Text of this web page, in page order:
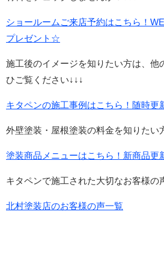
ショールームご来店予約はこちら！
プレゼント☆
施工後のイメージを知りたい方は、他
ひご覧ください↓↓↓
キタペンの施工事例はこちら！随時
外壁塗装・屋根塗装の料金を知りたい
塗装商品メニューはこちら！新商品
キタペンで施工された大切なお客様の
北村塗装店のお客様の声一覧